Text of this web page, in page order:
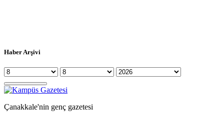
Haber Arşivi
Çanakkale'nin genç gazetesi